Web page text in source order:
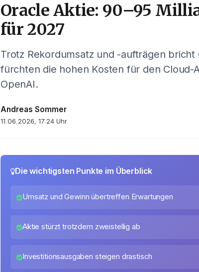
Oracle Aktie: 90–95
für 2027
Trotz Rekordumsatz und -aufträgen
fürchten die hohen Kosten für den Cloud-
OpenAI.
Andreas Sommer
11.06.2026, 17:24 Uhr
Die wichtigsten Punkte im Überblick
Umsatz und Gewinn übertreffen Erwartungen
Aktie stürzt trotzdem zweistellig ab
Investitionsausgaben steigen drastisch